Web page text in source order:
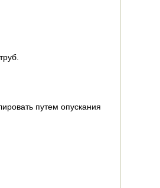
путем опускания